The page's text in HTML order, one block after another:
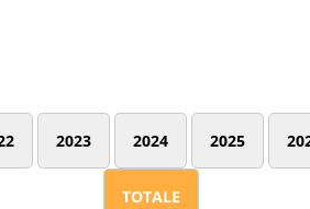
2023 2024 2025
TOTALE